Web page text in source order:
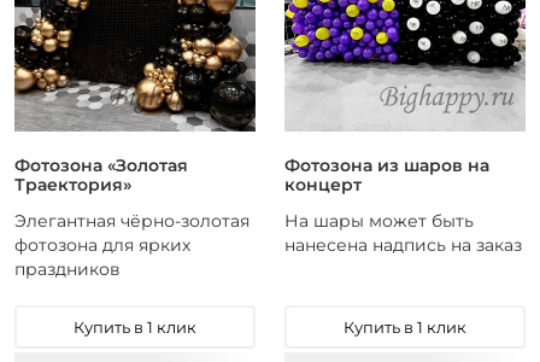
Фотозона «Золотая
Траектория»
Элегантная чёрно-золотая
фотозона для ярких
праздников
Купить в 1 клик
Фотозона из шаров на
концерт
На шары может быть
нанесена надпись на заказ
Купить в 1 клик